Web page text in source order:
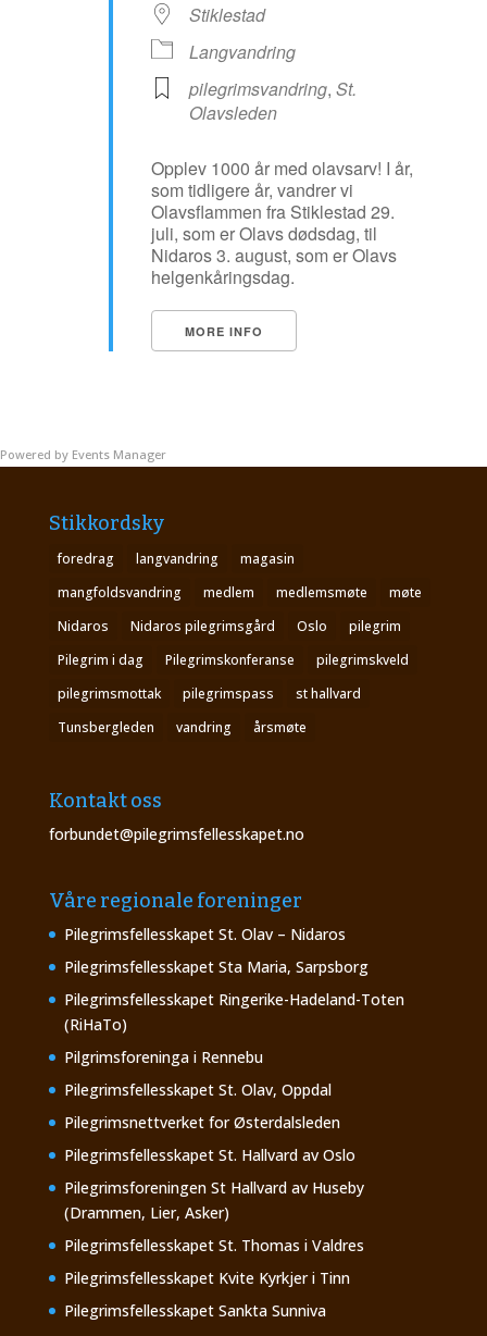
Stiklestad
Langvandring
pilegrimsvandring,St.
Olavsleden
Opplev 1000 år med olavsarv! I år,
som tidligere år, vandrer vi
Olavsflammen fra Stiklestad 29.
juli, som er Olavs dødsdag, til
Nidaros 3. august, som er Olavs
helgenkåringsdag.
MORE INFO
Powered by Events Manager
Stikkordsky
foredrag langvandring
magasin
mangfoldsvandring
medlem medlemsmøte
møte
Nidaros
Nidaros pilegrimsgård Oslo
pilegrim
Pilegrim i dag
Pilegrimskonferanse
pilegrimskveld
pilegrimsmottak
pilegrimspass
st hallvard
Tunsbergleden
vandring årsmøte
Kontakt oss
forbundet@pilegrimsfellesskapet.no
Våre regionale foreninger
Pilegrimsfellesskapet St. Olav – Nidaros
Pilegrimsfellesskapet Sta Maria, Sarpsborg
Pilegrimsfellesskapet Ringerike-Hadeland-Toten
(RiHaTo)
Pilgrimsforeninga i Rennebu
Pilegrimsfellesskapet St. Olav, Oppdal
Pilegrimsnettverket for Østerdalsleden
Pilegrimsfellesskapet St. Hallvard av Oslo
Pilegrimsforeningen St Hallvard av Huseby
(Drammen, Lier, Asker)
Pilegrimsfellesskapet St. Thomas i Valdres
Pilegrimsfellesskapet Kvite Kyrkjer i Tinn
Pilegrimsfellesskapet Sankta Sunniva